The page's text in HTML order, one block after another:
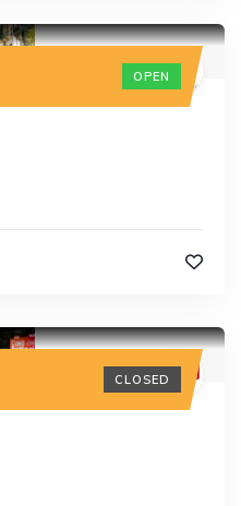
OPEN
CLOSED